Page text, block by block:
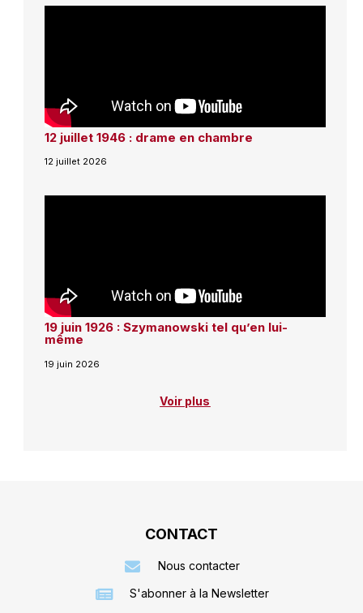
12 juillet 1946 : drame en chambre
12 juillet 2026
19 juin 1926 : Szymanowski tel qu’en lui-
même
19 juin 2026
Voir plus
CONTACT
Nous contacter
S'abonner à la Newsletter